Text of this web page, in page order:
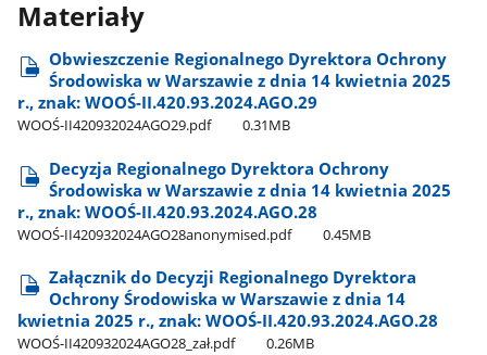
Materiały
Obwieszczenie Regionalnego Dyrektora Ochrony
Środowiska w Warszawie z dnia 14 kwietnia 2025
r., znak: WOOŚ-II.420.93.2024.AGO.29
WOOŚ-II420932024AGO29.pdf 0.31MB
Decyzja Regionalnego Dyrektora Ochrony
Środowiska w Warszawie z dnia 14 kwietnia 2025
r., znak: WOOŚ-II.420.93.2024.AGO.28
WOOŚ-II420932024AGO28anonymised.pdf 0.45MB
Załącznik do Decyzji Regionalnego Dyrektora
Ochrony Środowiska w Warszawie z dnia 14
kwietnia 2025 r., znak: WOOŚ-II.420.93.2024.AGO.28
WOOŚ-II420932024AGO28​_zał.pdf 0.26MB